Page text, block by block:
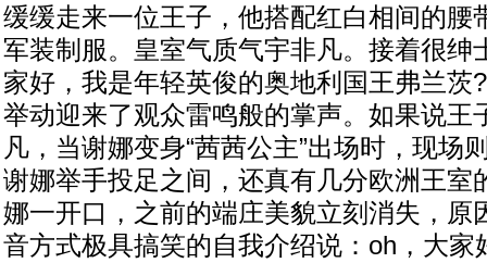
缓缓走来一位王子，他搭配红白相间的腰
军装制服。皇室气质气宇非凡。接着很绅
家好，我是年轻英俊的奥地利国王弗兰茨
举动迎来了观众雷鸣般的掌声。如果说王
凡，当谢娜变身“茜茜公主”出场时，现场
谢娜举手投足之间，还真有几分欧洲王室
娜一开口，之前的端庄美貌立刻消失，原
音方式极具搞笑的自我介绍说：oh，大家